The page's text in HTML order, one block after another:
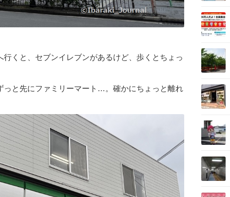
行くと、セブンイレブンがあるけど、歩くとちょっ
っと先にファミリーマート…。確かにちょっと離れ